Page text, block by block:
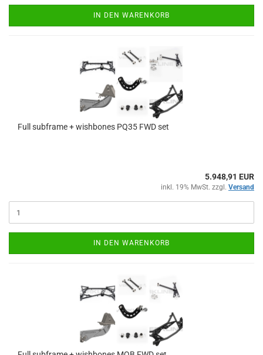
IN DEN WARENKORB
Full sub­frame + wish­bo­nes PQ35 FWD set
5.948,91 EUR
inkl. 19% MwSt. zzgl. Versand
IN DEN WARENKORB